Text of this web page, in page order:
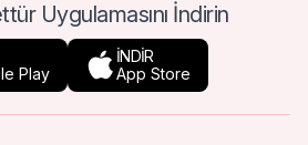
Uygulamasını İndirin
Play
İNDİR
App Store